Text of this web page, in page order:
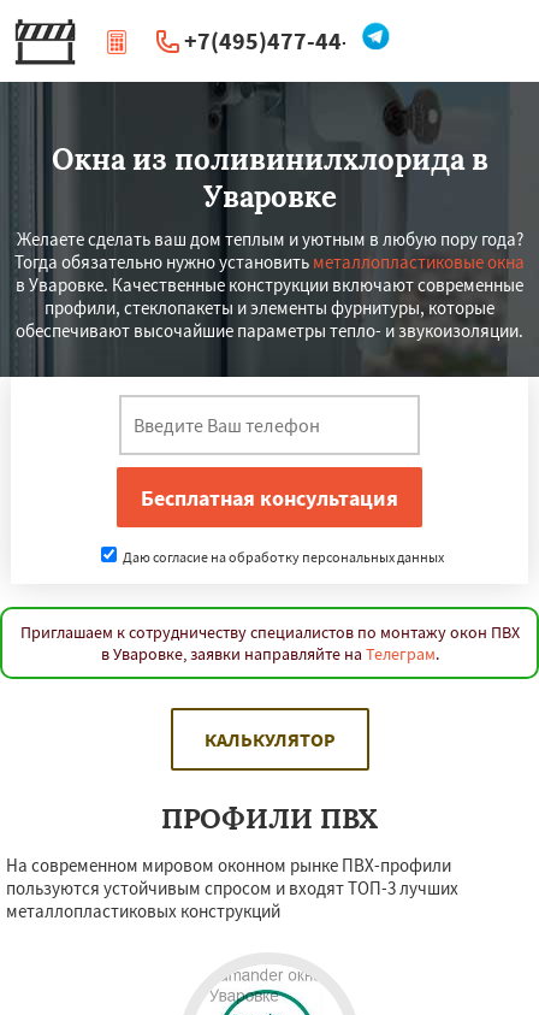
+7(495)477-44-66
| Перезвоните мне
Окна из поливинилхлорида в
Уваровке
Желаете сделать ваш дом теплым и уютным в любую пору года?
Тогда обязательно нужно установить металлопластиковые окна
в Уваровке. Качественные конструкции включают современные
профили, стеклопакеты и элементы фурнитуры, которые
обеспечивают высочайшие параметры тепло- и звукоизоляции.
Даю согласие на обработку персональных данных
Приглашаем к сотрудничеству специалистов по монтажу окон ПВХ
в Уваровке, заявки направляйте на Телеграм.
КАЛЬКУЛЯТОР
ПРОФИЛИ ПВХ
На современном мировом оконном рынке ПВХ-профили
пользуются устойчивым спросом и входят ТОП-3 лучших
металлопластиковых конструкций